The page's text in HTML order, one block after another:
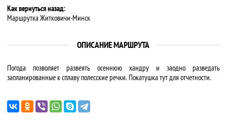
Как вернуться назад:
Маршрутка Житковичи-Минск
ОПИСАНИЕ МАРШРУТА
Погода позволяет развеять осеннюю хандру и заодно разведать
запланированные к сплаву полесские речки. Покатушка тут для отчетности.